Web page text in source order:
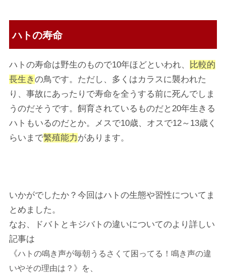
ハトの寿命
ハトの寿命は野生のもので10年ほどといわれ、
比較的
長生きの鳥です。ただし、多くはカラスに襲われた
り、事故にあったりで寿命を全うする前に死んでしま
うのだそうです。飼育されているものだと20年生きる
ハトもいるのだとか。メスで10歳、オスで12～13歳く
らいまで繁殖能力があります。
いかがでしたか？今回はハトの生態や習性についてま
とめました。
なお、ドバトとキジバトの違いについてのより詳しい
記事は
《ハトの鳴き声が毎朝うるさくて困ってる！鳴き声の違
いやその理由は？》
を、